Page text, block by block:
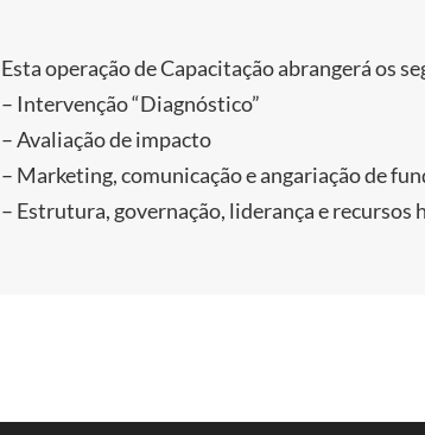
Esta operação de Capacitação abrangerá os
– Intervenção “Diagnóstico”
– Avaliação de impacto
– Marketing, comunicação e angariação de
– Estrutura, governação, liderança e recursos